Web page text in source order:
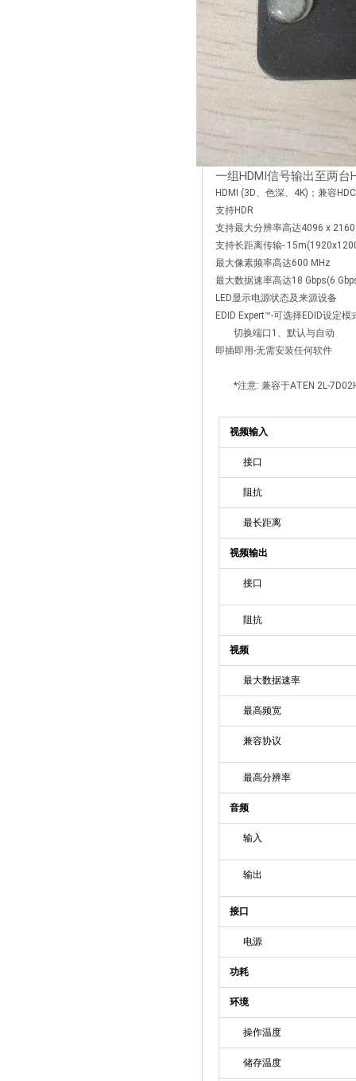
一组HDMI信号输出至两台
HDMI (3D、色深、4K)；兼容
支持HDR
支持最大分辨率高达4096 x
支持长距离传输-
最大像素频率高达600 MHz
最大数据速率高达18 Gbps(6
LED显示电源状态及来源设备
EDID Expert™-可选择EDID设定
切换端口1、默认与自动
即插即用-无需安装任何软件
*注意: 兼容于ATEN 2L-
视频输入
接口
阻抗
最长距离
视频输出
接口
阻抗
视频
最大数据速率
最高频宽
兼容协议
最高分辨率
音频
输入
输出
接口
电源
功耗
环境
操作温度
储存温度